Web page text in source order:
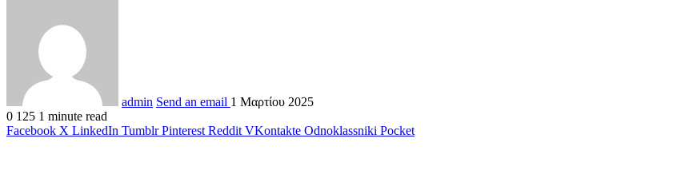
admin Send an email 1 Μαρτίου 2025
0 125 1 minute read
Facebook X LinkedIn Tumblr Pinterest Reddit VKontakte Odnoklassniki Pocket